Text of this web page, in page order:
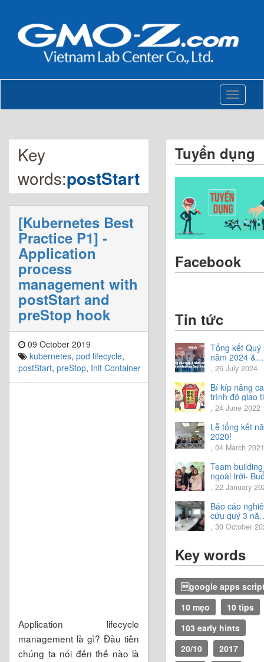
Toggle
Key
words:postStart
[Kubernetes Best
Practice P1] -
Application
process
management with
postStart and
preStop hook
09 October 2019
kubernetes, pod lifecycle,
postStart, preStop, Init Container
Application lifecycle
management là gì? Đầu tiên
chúng ta nói đến thế nào là
Tuyển dụng
Facebook
Tin tức
Tổng kết Quý
năm 2024 &
Chia sẻ định
hướng Quý 3
năm 2024
, 26 July 2024
Bí kíp nâng
trình độ giao
tiếng Nhật.
, 24 June 2022
Lễ tổng kết
2020!
, 04 March 2021
Team building
ngoài trời-
trải nghiệm
vời.
, 22 January
Báo cáo
cứu quý 3
2020
, 30 October
Key words
google apps
10 mẹo
10 tips
103 early hints
20/10
2017